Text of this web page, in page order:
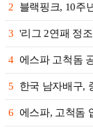
2 블랙핑크, 10주
3 '리그 2연패 정
4 에스파 고척돔
5 한국 남자배구,
6 에스파, 고척돔